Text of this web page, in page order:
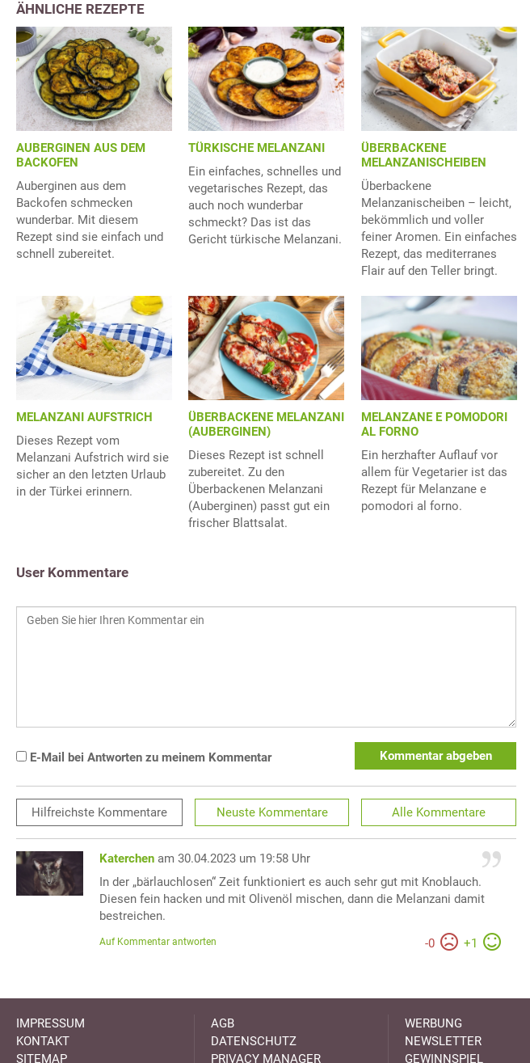
ÄHNLICHE REZEPTE
AUBERGINEN AUS DEM
BACKOFEN
Auberginen aus dem
Backofen schmecken
wunderbar. Mit diesem
Rezept sind sie einfach und
schnell zubereitet.
TÜRKISCHE MELANZANI
Ein einfaches, schnelles und
vegetarisches Rezept, das
auch noch wunderbar
schmeckt? Das ist das
Gericht türkische Melanzani.
ÜBERBACKENE
MELANZANISCHEIBEN
Überbackene
Melanzanischeiben – leicht,
bekömmlich und voller
feiner Aromen. Ein einfaches
Rezept, das mediterranes
Flair auf den Teller bringt.
MELANZANI AUFSTRICH
Dieses Rezept vom
Melanzani Aufstrich wird sie
sicher an den letzten Urlaub
in der Türkei erinnern.
ÜBERBACKENE MELANZANI
(AUBERGINEN)
Dieses Rezept ist schnell
zubereitet. Zu den
Überbackenen Melanzani
(Auberginen) passt gut ein
frischer Blattsalat.
MELANZANE E POMODORI
AL FORNO
Ein herzhafter Auflauf vor
allem für Vegetarier ist das
Rezept für Melanzane e
pomodori al forno.
User Kommentare
E-Mail bei Antworten zu meinem Kommentar Kommentar abgeben
Hilfreichste Kommentare Neuste Kommentare Alle Kommentare
Katerchen am 30.04.2023 um 19:58 Uhr
In der „bärlauchlosen“ Zeit funktioniert es auch sehr gut mit Knoblauch.
Diesen fein hacken und mit Olivenöl mischen, dann die Melanzani damit
bestreichen.
-0 +1
Auf Kommentar antworten
IMPRESSUM
KONTAKT
SITEMAP
AGB
DATENSCHUTZ
PRIVACY MANAGER
WERBUNG
NEWSLETTER
GEWINNSPIEL